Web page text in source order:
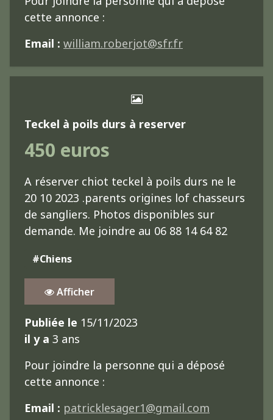
cette annonce :
Email : william.roberjot@sfr.fr
Teckel à poils durs à reserver
450 euros
A réserver chiot teckel à poils durs ne le
20 10 2023 .parents origines lof chasseurs
de sangliers. Photos disponibles sur
demande. Me joindre au 06 88 14 64 82
#Chiens
Afficher
Publiée le 15/11/2023
il y a 3 ans
Pour joindre la personne qui a déposé
cette annonce :
Email : patricklesager1@gmail.com